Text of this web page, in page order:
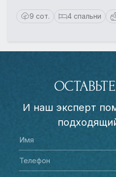
9 сот. 4 спальни
И наш эксперт